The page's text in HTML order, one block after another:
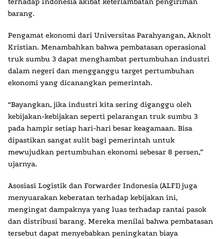
barang.
Pengamat ekonomi dari Universitas Parahyangan, Aknolt
Kristian. Menambahkan bahwa pembatasan operasional
truk sumbu 3 dapat menghambat pertumbuhan industri
dalam negeri dan mengganggu target pertumbuhan
ekonomi yang dicanangkan pemerintah.
“Bayangkan, jika industri kita sering diganggu oleh
kebijakan-kebijakan seperti pelarangan truk sumbu 3
pada hampir setiap hari-hari besar keagamaan. Bisa
dipastikan sangat sulit bagi pemerintah untuk
mewujudkan pertumbuhan ekonomi sebesar 8 persen,”
ujarnya.
Asosiasi Logistik dan Forwarder Indonesia (ALFI) juga
menyuarakan keberatan terhadap kebijakan ini,
mengingat dampaknya yang luas terhadap rantai pasok
dan distribusi barang. Mereka menilai bahwa pembatasan
tersebut dapat menyebabkan peningkatan biaya